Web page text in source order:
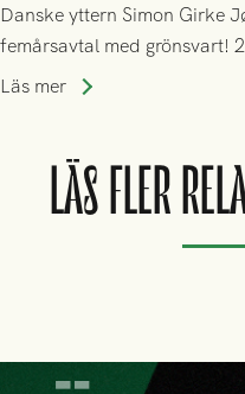
Danske yttern Simon Girke
femårsavtal med grönsvart!
spel i färöiska Skála IF.
Läs mer
LÄS FLER